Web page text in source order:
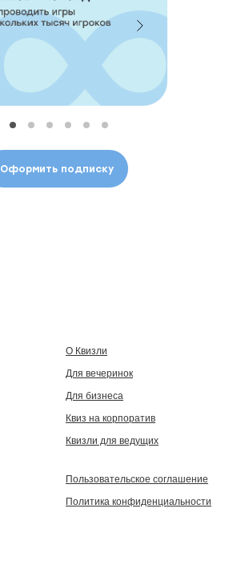
Оформить подписку
О Квизли
Для вечеринок
Для бизнеса
Квиз на корпоратив
Квизли для ведущих
Пользовательское соглашение
Политика конфиденциальности